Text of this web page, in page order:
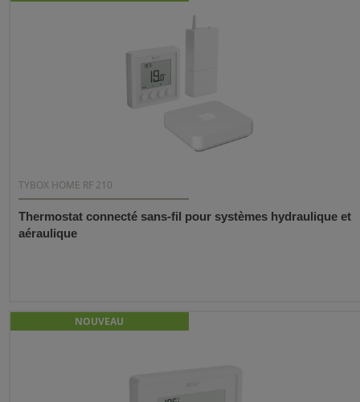
TYBOX HOME RF 210
Thermostat connecté sans-fil pour systèmes hydraulique et
aéraulique
NOUVEAU